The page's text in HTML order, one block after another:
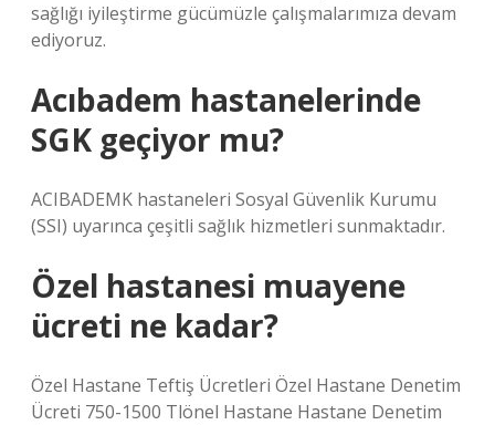
sağlığı iyileştirme gücümüzle çalışmalarımıza devam
ediyoruz.
Acıbadem hastanelerinde
SGK geçiyor mu?
ACIBADEMK hastaneleri Sosyal Güvenlik Kurumu
(SSI) uyarınca çeşitli sağlık hizmetleri sunmaktadır.
Özel hastanesi muayene
ücreti ne kadar?
Özel Hastane Teftiş Ücretleri Özel Hastane Denetim
Ücreti 750-1500 Tlönel Hastane Hastane Denetim